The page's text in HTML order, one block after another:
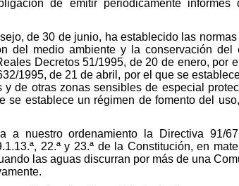
de emitir periódicamente
de 30 de junio, ha establecido las
del medio ambiente y la conservación
Decretos 51/1995, de 20 de enero, por
1995, de 21 de abril, por el que se
de otras zonas sensibles de especial
establece un régimen de fomento del
a nuestro ordenamiento la Directiva 91/
22.ª y 23.ª de la Constitución, en
las aguas discurran por más de una